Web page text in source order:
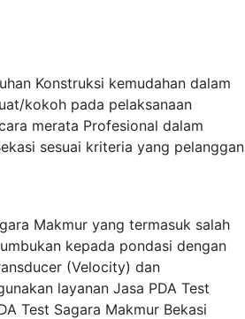
Konstruksi kemudahan dalam
kokoh pada pelaksanaan
merata Profesional dalam
sesuai kriteria yang pelanggan
Makmur yang termasuk salah
kepada pondasi dengan
(Velocity) dan
layanan Jasa PDA Test
Test Sagara Makmur Bekasi